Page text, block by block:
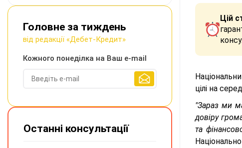
Цій
цілі на
"Зараз ми
довіру
та
Головне за тиждень
від редакції «Дебет-Кредит»
Кожного понеділка на Ваш e-mail
Останні консультації